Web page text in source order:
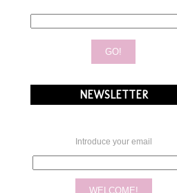
NEWSLETTER
Introduce your email